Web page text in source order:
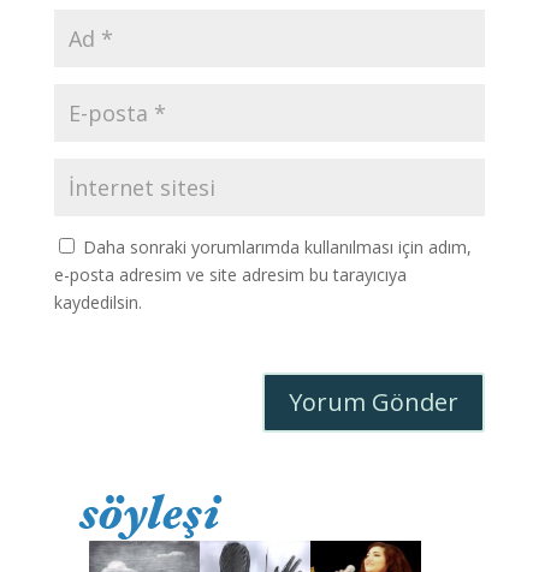
Daha sonraki yorumlarımda kullanılması için adım,
e-posta adresim ve site adresim bu tarayıcıya
kaydedilsin.